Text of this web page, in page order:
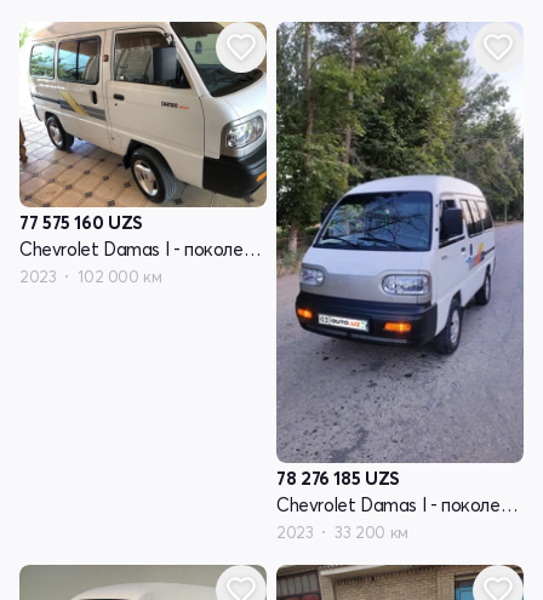
77 575 160 UZS
Chevrolet Damas I - поколение
2023 102 000 км
78 276 185 UZS
Chevrolet Damas I - поколение
2023 33 200 км